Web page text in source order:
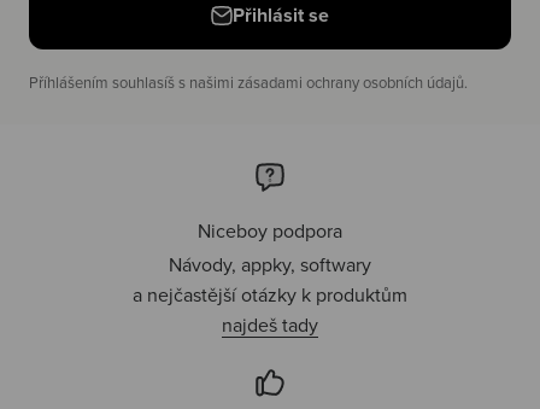
Přihlásit se
Příhlášením souhlasíš s našimi zásadami ochrany osobních údajů.
Niceboy podpora
Návody, appky, softwary
a nejčastější otázky k produktům
najdeš tady